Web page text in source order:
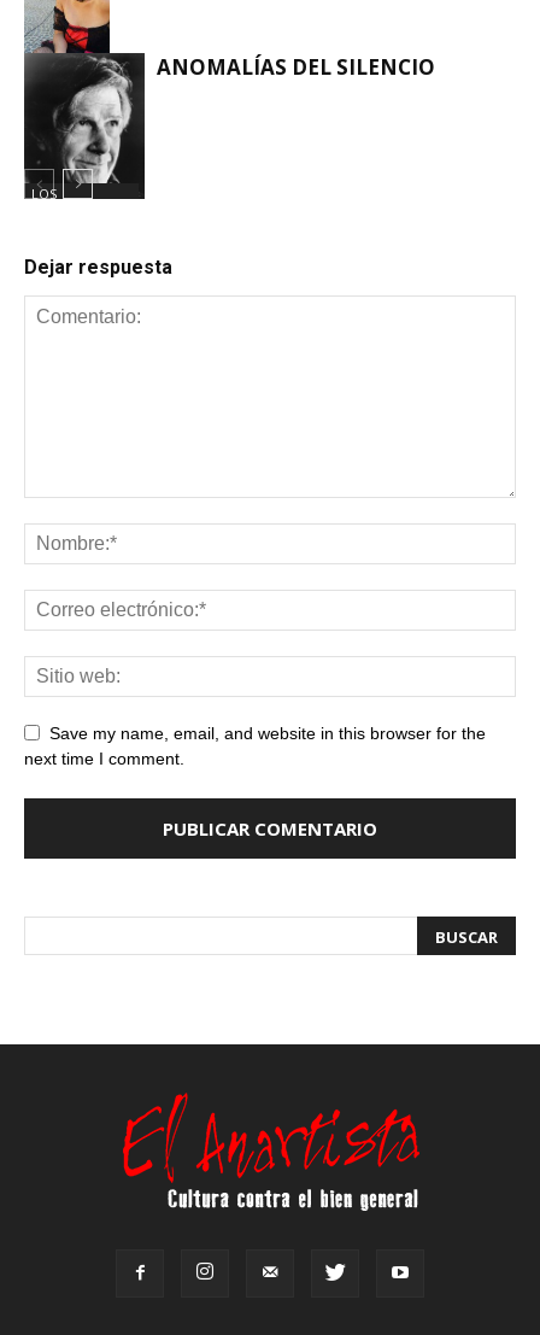
ANORMALES
LOS
ANOMALÍAS DEL SILENCIO
Dejar respuesta
Save my name, email, and website in this browser for the
next time I comment.